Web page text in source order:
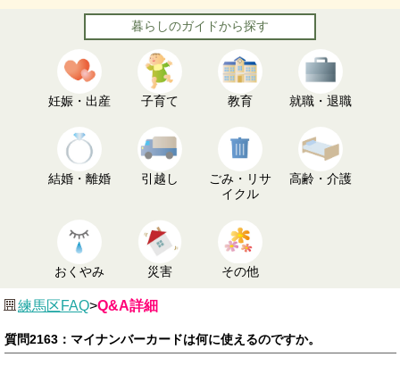
暮らしのガイドから探す
妊娠・出産 子育て 教育 就職・退職
結婚・離婚 引越し
ごみ・リサ
イクル
高齢・介護
おくやみ 災害 その他
練馬区FAQ>Q&A詳細
質問2163：マイナンバーカードは何に使えるのですか。